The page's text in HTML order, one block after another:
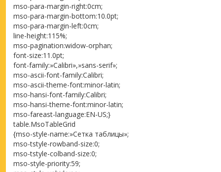
mso-para-margin-right:0cm;
mso-para-margin-bottom:10.0pt;
mso-para-margin-left:0cm;
line-height:115%;
mso-pagination:widow-orphan;
font-size:11.0pt;
font-family:»Calibri»,»sans-serif»;
mso-ascii-font-family:Calibri;
mso-ascii-theme-font:minor-latin;
mso-hansi-font-family:Calibri;
mso-hansi-theme-font:minor-latin;
mso-fareast-language:EN-US;}
table.MsoTableGrid
{mso-style-name:»Сетка таблицы»;
mso-tstyle-rowband-size:0;
mso-tstyle-colband-size:0;
mso-style-priority:59;